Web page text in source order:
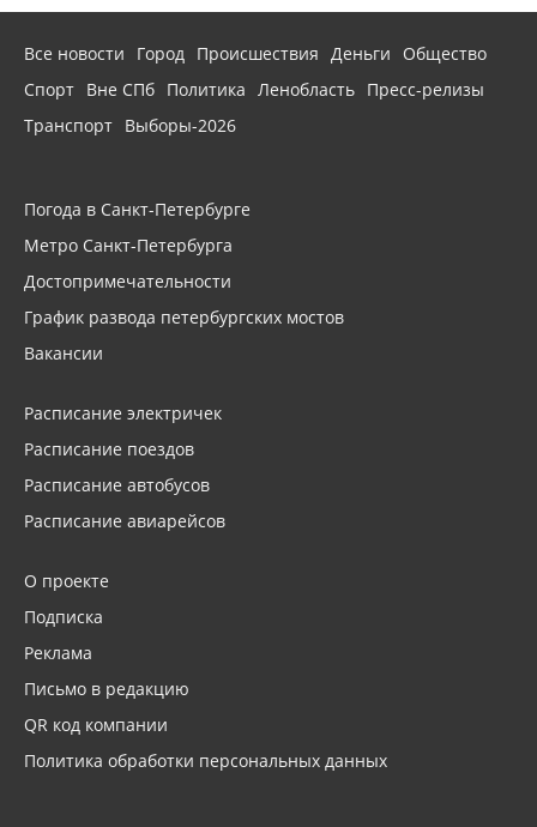
Все новости Город Происшествия Деньги
Общество
Спорт Вне СПб Политика Ленобласть Пресс-релизы
Транспорт Выборы-2026
Погода в Санкт-Петербурге
Метро Санкт-Петербурга
Достопримечательности
График развода петербургских мостов
Вакансии
Расписание электричек
Расписание поездов
Расписание автобусов
Расписание авиарейсов
О проекте
Подписка
Реклама
Письмо в редакцию
QR код компании
Политика обработки персональных данных